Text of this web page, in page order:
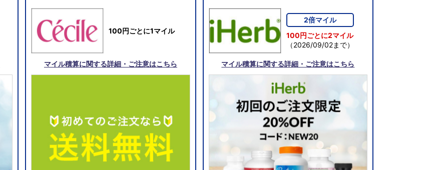
100円ごとに1マイル
マイル積算に関する詳細・ご注意はこちら
2倍マイル
100円ごとに2マイル
（2026/09/02まで）
マイル積算に関する詳細・ご注意はこちら